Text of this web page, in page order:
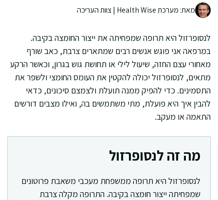
מאת: מערכת Health Wise | צוות העריכה
לנסופרזול היא תרופה שמפחיתה את ייצור החומצה בקיבה.
במרפאה אני פוגש אנשים רבים שמתארים צרבת, כאב שורף
מאחורי עצם החזה, שיעול לילי או תחושת גוש בגרון, וכאשר הרקע
מתאים, לנסופרזול יכולה להקטין את העומס החומצי ולשפר את
התסמינים. כדי להפיק ממנה תועלת ולצמצם סיכונים, כדאי
להבין איך היא פועלת, מתי משתמשים בה, ואילו מצבים דורשים
התאמה או מעקב.
מה זה לנסופרזול
לנסופרזול היא תרופה ממשפחת מעכבי משאבת פרוטונים
שמפחיתה ייצור חומצה בקיבה. התרופה מקלה צרבת